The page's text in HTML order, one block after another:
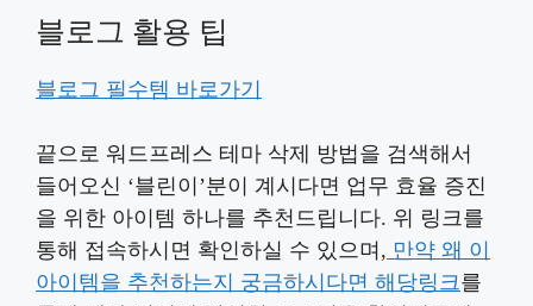
블로그 활용 팁
블로그 필수템 바로가기
끝으로 워드프레스 테마 삭제 방법을 검색해서
들어오신 ‘블린이’분이 계시다면 업무 효율 증진
을 위한 아이템 하나를 추천드립니다. 위 링크를
통해 접속하시면 확인하실 수 있으며, 만약 왜 이
아이템을 추천하는지 궁금하시다면 해당링크를